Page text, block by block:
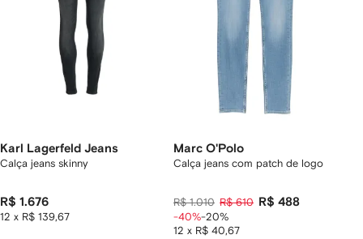
Karl Lagerfeld Jeans
Calça jeans skinny
R$ 1.676
12 x R$ 139,67
Marc O'Polo
Calça jeans com patch de logo
R$ 1.010 R$ 610 R$ 488
12 x R$ 40,67
-40%-20%